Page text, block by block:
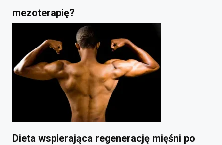
mezoterapię?
Dieta wspierająca regenerację mięśni po